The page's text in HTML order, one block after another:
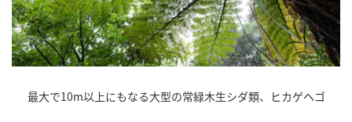
最大で10m以上にもなる大型の常緑木生シダ類、ヒカゲヘゴ